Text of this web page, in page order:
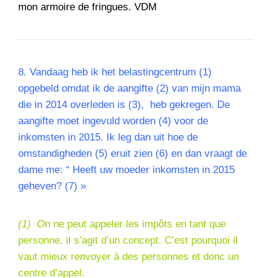
mon armoire de fringues. VDM
8. Vandaag heb ik het belastingcentrum (1)
opgebeld omdat ik de aangifte (2) van mijn mama
die in 2014 overleden is (3), heb gekregen. De
aangifte moet ingevuld worden (4) voor de
inkomsten in 2015. Ik leg dan uit hoe de
omstandigheden (5) eruit zien (6) en dan vraagt de
dame me: “ Heeft uw moeder inkomsten in 2015
geheven? (7) »
(1) On ne peut appeler les impôts en tant que
personne, il s’agit d’un concept. C’est pourquoi il
vaut mieux renvoyer à des personnes et donc un
centre d’appel.